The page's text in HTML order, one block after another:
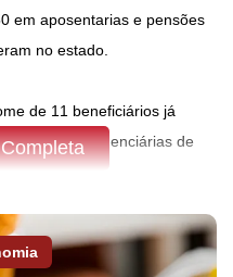
em aposentarias e pensões
no estado.
de 11 beneficiários já
previdenciárias de
pelo TCE-PR em
Paraná